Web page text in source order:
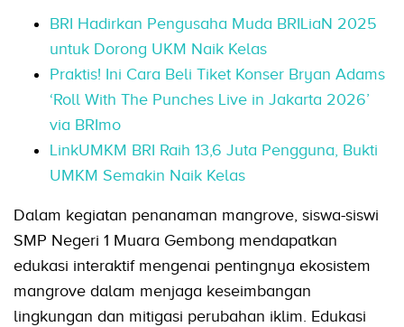
BRI Hadirkan Pengusaha Muda BRILiaN 2025
untuk Dorong UKM Naik Kelas
Praktis! Ini Cara Beli Tiket Konser Bryan Adams
‘Roll With The Punches Live in Jakarta 2026’
via BRImo
LinkUMKM BRI Raih 13,6 Juta Pengguna, Bukti
UMKM Semakin Naik Kelas
Dalam kegiatan penanaman mangrove, siswa-siswi
SMP Negeri 1 Muara Gembong mendapatkan
edukasi interaktif mengenai pentingnya ekosistem
mangrove dalam menjaga keseimbangan
lingkungan dan mitigasi perubahan iklim. Edukasi